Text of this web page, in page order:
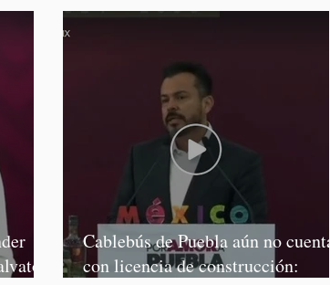
Cablebús de Puebla aún no cuenta
con licencia de construcción: